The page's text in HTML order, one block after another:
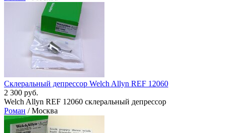
Склеральный депрессор Welch Allyn REF 12060
2 300 руб.
Welch Allyn REF 12060 склеральный депрессор
Роман / Москва